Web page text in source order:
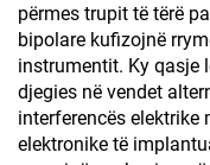
përmes trupit të tërë
bipolare kufizojnë
instrumentit. Ky qasje
djegies në vendet
interferencës elektrike
elektronike të